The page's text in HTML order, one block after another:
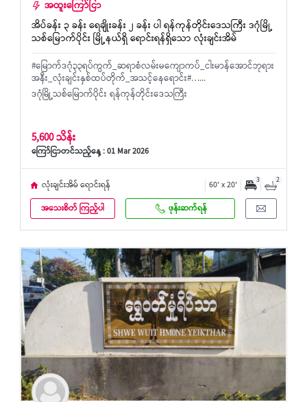
အထူးကြော်ငြာ
အိပ်ခန်း ၃ ခန်း ရေချိုးခန်း ၂ ခန်း ပါ ရန်ကုန်တိုင်းဒေသကြီး ဒဂုံမြို့
သစ်မြောက်ပိုင်း မြို့နယ်ရှိ ရောင်းရန်ရှိသော လုံးချင်းအိမ်
#မြောက်ဒဂုံ၃၃ရပ်ကွက်_ဆရာစံလမ်းမကျောကပ်_ငါးမာန်အောင်ဘုရား
အနီး_လုံးချင်းနှစ်ထပ်တိုက်_အသင့်နေရောင်း#…...
ဒဂုံမြို့သစ်မြောက်ပိုင်း ရန်ကုန်တိုင်းဒေသကြီး
5,600 သိန်း
ကြော်ငြာတင်သည့်နေ့ : 01 Mar 2026
လုံးချင်းအိမ် ရောင်းရန် 60' x 20' 3 2
အသေးစိတ် ကြည့်ပါ ဖုန်းဆက်ရန်